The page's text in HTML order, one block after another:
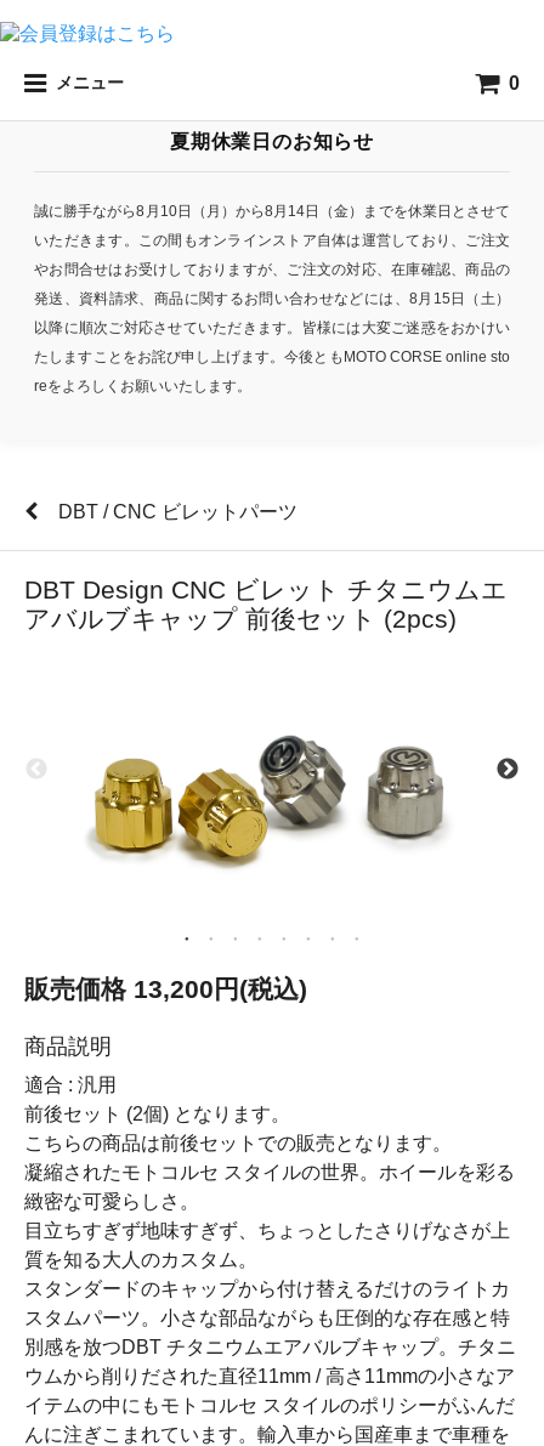
メニュー 0
夏期休業日のお知らせ
誠に勝手ながら8月10日（月）から8月14日（金）までを休業日とさせて
いただきます。この間もオンラインストア自体は運営しており、ご注文
やお問合せはお受けしておりますが、ご注文の対応、在庫確認、商品の
発送、資料請求、商品に関するお問い合わせなどには、8月15日（土）
以降に順次ご対応させていただきます。皆様には大変ご迷惑をおかけい
たしますことをお詫び申し上げます。今後ともMOTO CORSE online sto
reをよろしくお願いいたします。
DBT / CNC ビレットパーツ
DBT Design CNC ビレット チタニウムエ
アバルブキャップ 前後セット (2pcs)
販売価格 13,200円(税込)
商品説明
適合 : 汎用
前後セット (2個) となります。
こちらの商品は前後セットでの販売となります。
凝縮されたモトコルセ スタイルの世界。ホイールを彩る
緻密な可愛らしさ。
目立ちすぎず地味すぎず、ちょっとしたさりげなさが上
質を知る大人のカスタム。
スタンダードのキャップから付け替えるだけのライトカ
スタムパーツ。小さな部品ながらも圧倒的な存在感と特
別感を放つDBT チタニウムエアバルブキャップ。チタニ
ウムから削りだされた直径11mm / 高さ11mmの小さなア
イテムの中にもモトコルセ スタイルのポリシーがふんだ
んに注ぎこまれています。輸入車から国産車まで車種を